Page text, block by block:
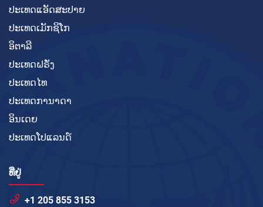
ປະເທດແອັດສະປາຍ
ປະເທດເມັກຊິໂກ
ອິຕາລີ
ປະເທດຝຣັ່ງ
ປະເທດໄທ
ປະເທດການາດາ
ອິນເດຍ
ປະເທດໂປແລນດ໌
ທີ່ຢູ່
+1 205 855 3153